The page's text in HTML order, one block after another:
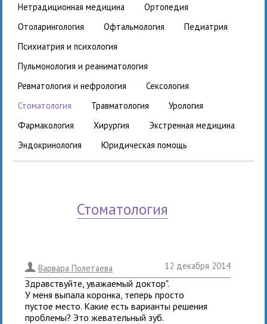
нетрадиционная медицина
ортопедия
отоларингология
офтальмология
педиатрия
психиатрия и психология
пульмонология и реаниматология
ревматология и нефрология
сексология
стоматология
травматология
урология
фармакология
хирургия
экстренная медицина
эндокринология
юридическая помощь
стоматология
. Варвара Полетаева 12 декабря 2014
Здравствуйте, уважаемый доктор".
У меня выпала коронка, теперь просто
пустое место. Какие есть варианты решения
проблемы? Это жевательный зуб.